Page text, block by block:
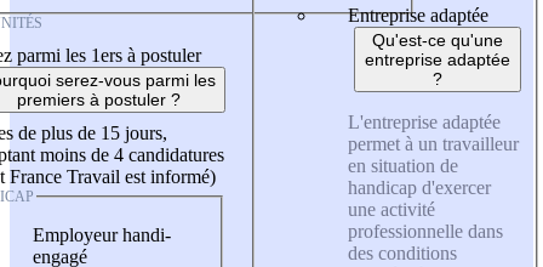
parmi les 1ers à postuler
serez-vous parmi les
premiers à postuler ?
de plus de 15 jours,
moins de 4 candidatures
France Travail est informé)
Employeur handi-
engagé
Entreprise adaptée
Qu'est-ce qu'une
entreprise adaptée
?
L'entreprise adaptée
permet à un travailleur
en situation de
handicap d'exercer
une activité
professionnelle dans
des conditions